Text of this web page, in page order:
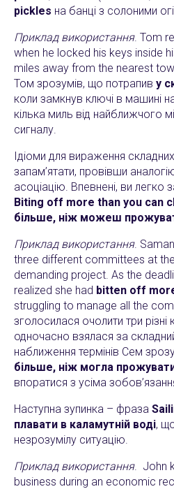
pickles на банці з солоними
Приклад використання. Tom
when he locked his keys inside
miles away from the nearest
Том зрозумів, що потрапив у
коли замкнув ключі в машині
кілька миль від найближчого
сигналу.
Ідіоми для вираження
запам’ятати, провівши
асоціацію. Впевнені, ви легко
Biting off more than you can
більше, ніж можеш
Приклад використання.
three different committees at
demanding project. As the
realized she had bitten off
struggling to manage all the
зголосилася очолити три різні
одночасно взялася за
наближення термінів Сем
більше, ніж могла
впоратися з усіма
Наступна зупинка – фраза
плавати в каламутній воді,
незрозумілу ситуацію.
Приклад використання. John
business during an economic